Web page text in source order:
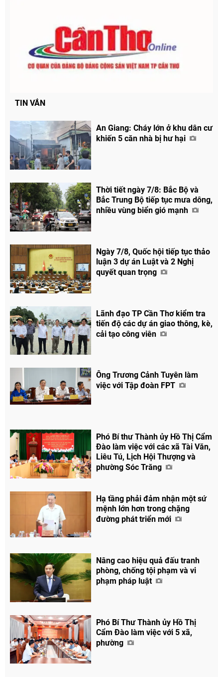
TIN VẮN
An Giang: Cháy lớn ở khu dân cư
khiến 5 căn nhà bị hư hại
Thời tiết ngày 7/8: Bắc Bộ và
Bắc Trung Bộ tiếp tục mưa dông,
nhiều vùng biển gió mạnh
Ngày 7/8, Quốc hội tiếp tục thảo
luận 3 dự án Luật và 2 Nghị
quyết quan trọng
Lãnh đạo TP Cần Thơ kiểm tra
tiến độ các dự án giao thông, kè,
cải tạo công viên
Ông Trương Cảnh Tuyên làm
việc với Tập đoàn FPT
Phó Bí thư Thành ủy Hồ Thị Cẩm
Đào làm việc với các xã Tài Văn,
Liêu Tú, Lịch Hội Thượng và
phường Sóc Trăng
Hạ tầng phải đảm nhận một sứ
mệnh lớn hơn trong chặng
đường phát triển mới
Nâng cao hiệu quả đấu tranh
phòng, chống tội phạm và vi
phạm pháp luật
Phó Bí Thư Thành ủy Hồ Thị
Cẩm Đào làm việc với 5 xã,
phường